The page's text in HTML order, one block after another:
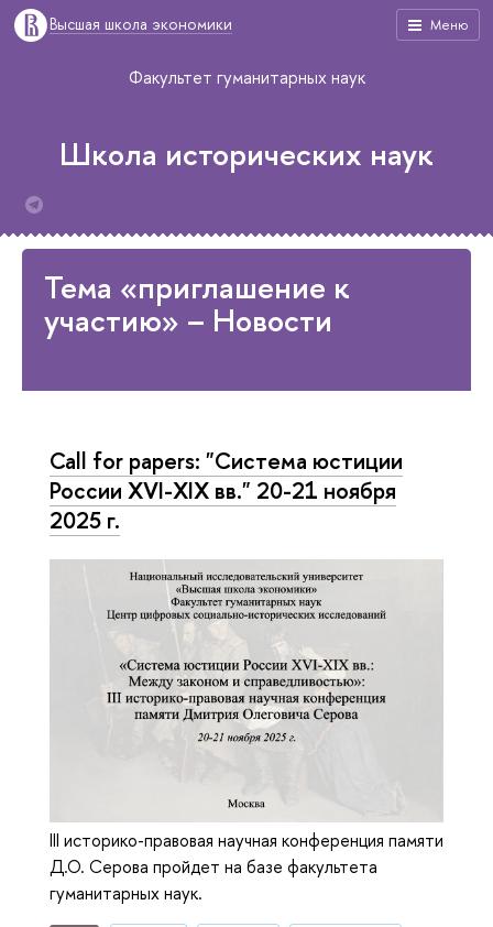
Меню
Высшая школа экономики
Факультет гуманитарных наук
Школа исторических наук
Тема «приглашение к
участию» – Новости
Call for papers: "Система юстиции
России XVI-XIX вв." 20-21 ноября
2025 г.
III историко-правовая научная конференция памяти
Д.О. Серова пройдет на базе факультета
гуманитарных наук.